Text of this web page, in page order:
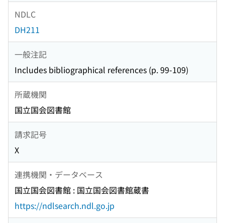
NDLC
DH211
一般注記
Includes bibliographical references (p. 99-109)
所蔵機関
国立国会図書館
請求記号
X
連携機関・データベース
国立国会図書館 : 国立国会図書館蔵書
https://ndlsearch.ndl.go.jp